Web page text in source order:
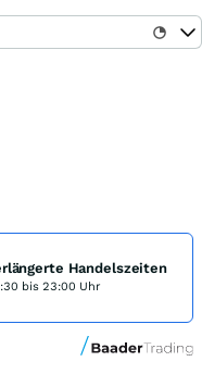
Handelszeiten
bis 23:00 Uhr